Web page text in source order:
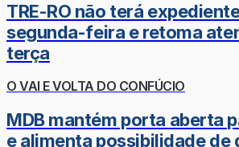
TRE-RO não terá
segunda-feira e retoma
terça
O VAI E VOLTA DO CONFÚCIO
MDB mantém porta aberta
e alimenta possibilidade de